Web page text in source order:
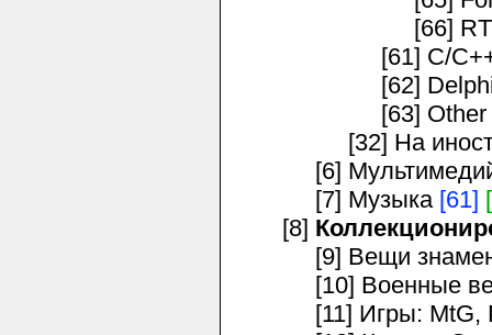
[66]
[61] C/C++/
[62]
[63] Other
[32] На
[6]
[7] Музыка [61]
[8]
[9] Вещи
[10] Военные
[11] Игры: MtG,